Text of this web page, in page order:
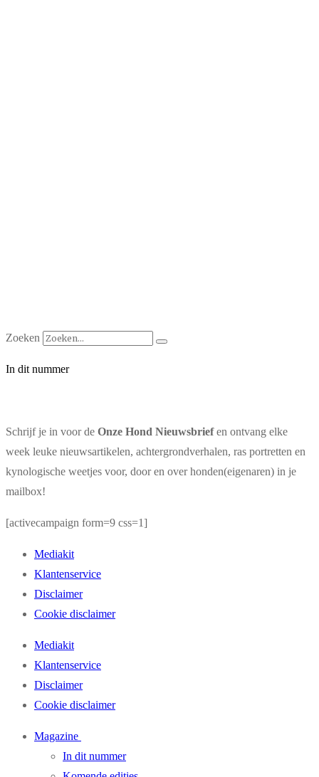
Zoeken
In dit nummer
Schrijf je in voor de Onze Hond Nieuwsbriefen ontvang elke
week leuke nieuwsartikelen, achtergrondverhalen, ras portretten en
kynologische weetjes voor, door en over honden(eigenaren) in je
mailbox!
[activecampaign form=9 css=1]
Mediakit
Klantenservice
Disclaimer
Cookie disclaimer
Mediakit
Klantenservice
Disclaimer
Cookie disclaimer
Magazine
In dit nummer